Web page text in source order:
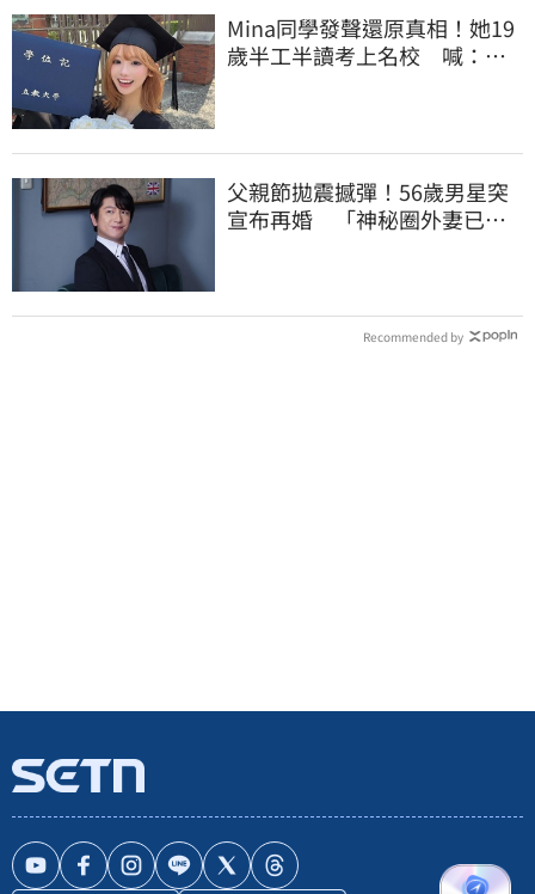
Mina同學發聲還原真相！她19
歲半工半讀考上名校 喊：不
父親節拋震撼彈！56歲男星突
宣布再婚 「神秘圈外妻已懷
Recommended by